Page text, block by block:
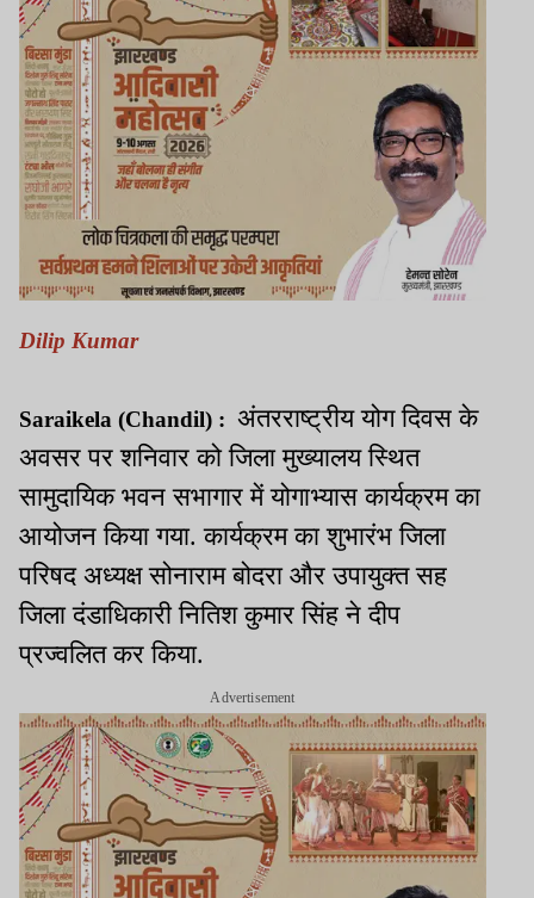
Dilip Kumar
Saraikela (Chandil) : अंतरराष्ट्रीय योग दिवस के
अवसर पर शनिवार को जिला मुख्यालय स्थित
सामुदायिक भवन सभागार में योगाभ्यास कार्यक्रम का
आयोजन किया गया. कार्यक्रम का शुभारंभ जिला
परिषद अध्यक्ष सोनाराम बोदरा और उपायुक्त सह
जिला दंडाधिकारी नितिश कुमार सिंह ने दीप
प्रज्वलित कर किया.
Advertisement